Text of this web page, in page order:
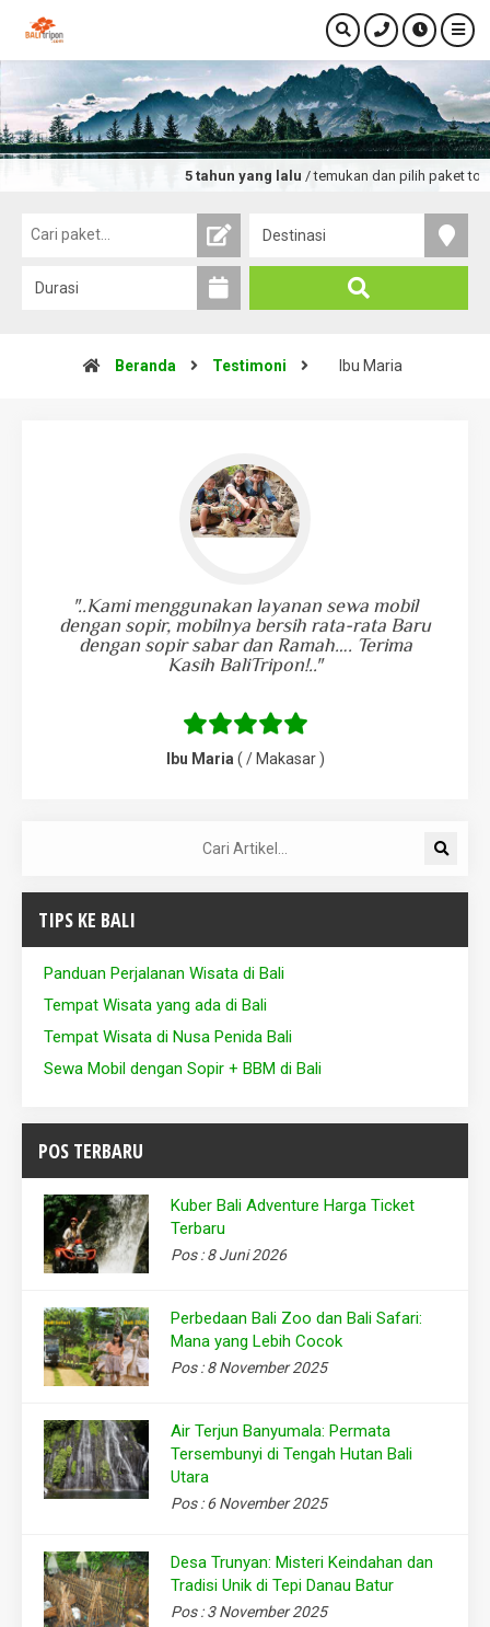
5 tahun yang lalu / temukan dan pilih paket tour
Beranda Testimoni Ibu Maria
"..Kami menggunakan layanan sewa mobil
dengan sopir, mobilnya bersih rata-rata Baru
dengan sopir sabar dan Ramah…. Terima
Kasih BaliTripon!.."
Ibu Maria ( / Makasar )
TIPS KE BALI
Panduan Perjalanan Wisata di Bali
Tempat Wisata yang ada di Bali
Tempat Wisata di Nusa Penida Bali
Sewa Mobil dengan Sopir + BBM di Bali
POS TERBARU
Kuber Bali Adventure Harga Ticket
Terbaru
Pos : 8 Juni 2026
Perbedaan Bali Zoo dan Bali Safari:
Mana yang Lebih Cocok
Pos : 8 November 2025
Air Terjun Banyumala: Permata
Tersembunyi di Tengah Hutan Bali
Utara
Pos : 6 November 2025
Desa Trunyan: Misteri Keindahan dan
Tradisi Unik di Tepi Danau Batur
Pos : 3 November 2025